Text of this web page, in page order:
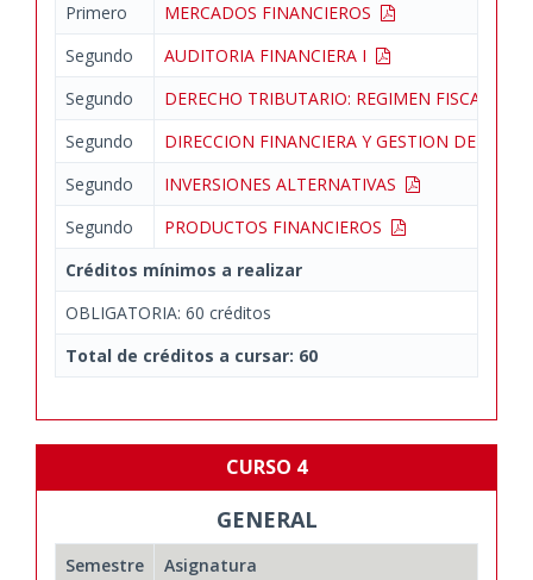
Primero
MERCADOS FINANCIEROS
Segundo
AUDITORIA FINANCIERA I
Segundo
DERECHO TRIBUTARIO: REGIMEN FISCAL DE
Segundo
DIRECCION FINANCIERA Y GESTION DEL
Segundo
INVERSIONES ALTERNATIVAS
Segundo
PRODUCTOS FINANCIEROS
Créditos mínimos a realizar
OBLIGATORIA: 60 créditos
Total de créditos a cursar: 60
CURSO 4
GENERAL
Semestre
Asignatura